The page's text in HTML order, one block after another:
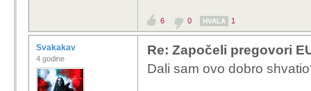
6 0 HVALA 1
Svakakav
4 godine
Re: Započeli pregovori
Dali sam ovo dobro